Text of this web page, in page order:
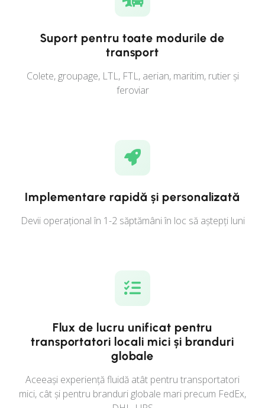
Suport pentru toate modurile de
transport
Colete, groupage, LTL, FTL, aerian, maritim, rutier și
feroviar
Implementare rapidă și personalizată
Devii operațional în 1-2 săptămâni în loc să aștepți luni
Flux de lucru unificat pentru
transportatori locali mici și branduri
globale
Aceeași experiență fluidă atât pentru transportatori
mici, cât și pentru branduri globale mari precum FedEx,